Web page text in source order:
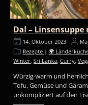
Dal –
14. Oktober 2023
Rezepte | 🌍
Winter,Sri Lanka,Curry,
Würzig-warm und
Tofu, Gemüse und
unkompliziert auf den